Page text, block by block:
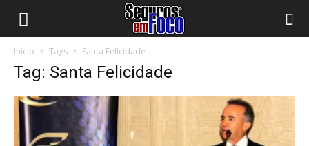
Início Tags Santa Felicidade
Tag: Santa Felicidade